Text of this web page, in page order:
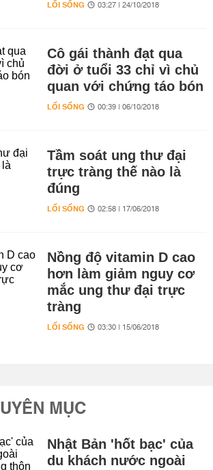
LỐI SỐNG 03:27 | 24/10/2018
Cô gái thành đạt qua
đời ở tuổi 33 chỉ vì chủ
quan với chứng táo bón
LỐI SỐNG 00:39 | 06/10/2018
Tầm soát ung thư đại
trực tràng thế nào là
đúng
LỐI SỐNG 02:58 | 17/06/2018
Nồng độ vitamin D cao
hơn làm giảm nguy cơ
mắc ung thư đại trực
tràng
LỐI SỐNG 03:30 | 15/06/2018
MỤC
Nhật Bản 'hốt bạc' của
du khách nước ngoài